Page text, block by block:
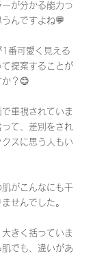
が分かる能力っ
んですよね💬
番可愛く見える
提案することが
か？😊
重視されていま
て、差別をされ
スに思う人もい
がこんなにも千
せんでした。
きく括っていま
でも、違いがあ